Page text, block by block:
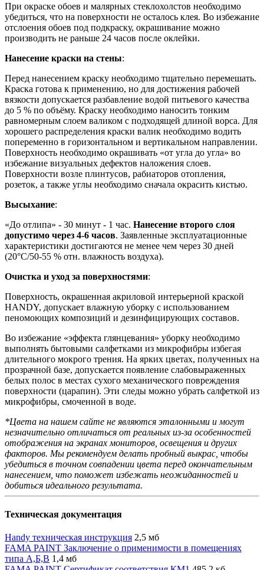
При окраске обоев и малярных стеклохолстов необходимо
убедиться, что на поверхности не осталось клея. Во избежание
отслоения обоев под подкраску, окрашивание можно
производить не раньше 24 часов после оклейки.
Нанесение краски на стены:
Перед нанесением краску необходимо тщательно перемешать.
Краска готова к применению, но для достижения рабочей
вязкости допускается разбавление водой питьевого качества
до 5 % по объёму. Краску необходимо наносить тонким
равномерным слоем валиком с подходящей длиной ворса. Для
хорошего распределения краски валик необходимо водить
попеременно в горизонтальном и вертикальном направлении.
Поверхность необходимо окрашивать «от угла до угла» во
избежание визуальных дефектов наложения слоев.
Поверхности возле плинтусов, рабиаторов отопления,
розеток, а также углы необходимо сначала окрасить кистью.
Высыхание:
«До отлипа» - 30 минут - 1 час. Нанесение второго слоя
допустимо через 4-6 часов. Заявленные эксплуатационные
характеристики достигаются не менее чем через 30 дней
(20°C/50-55 % отн. влажность воздуха).
Очистка и уход за поверхностями:
Поверхность, окрашенная акриловой интерьерной краской
HANDY, допускает влажную уборку с использованием
пеномоющих композиций и дезинфицирующих составов.
Во избежание «эффекта глянцевания» уборку необходимо
выполнять бытовыми салфетками из микрофибры избегая
длительного мокрого трения. На ярких цветах, полученных на
прозрачной базе, допускается появление слабовыраженных
белых полос в местах сухого механического повреждения
поверхности (царапин). Эти следы можно убрать салфеткой из
микрофибры, смоченной в воде.
*Цвета на нашем сайте не являются эталонными и могут
незначительно отличаться от реальных из-за особенностей
отображения на экранах мониторов, освещения и других
факторов. Мы рекомендуем делать пробный выкрас, чтобы
убедиться в точном совпадении цвета перед окончательным
нанесением, что поможет избежать неожиданностей и
добиться идеального результата.
Техническая документация
Handy техническая инструкция 2,5 мб
FAMA PAINT Заключение о применимости в помещениях
типа А,Б,В 1,4 мб